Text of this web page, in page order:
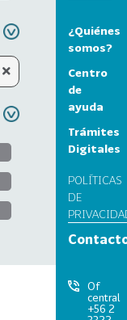
¿Quiénes
somos?
Centro
de
ayuda
Trámites
Digitales
POLÍTICAS
DE
Of
central
+56 2